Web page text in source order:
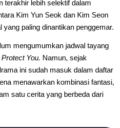
terakhir lebih selektif dalam
Kim Yun Seok dan Kim Seon
paling dinantikan penggemar.
mengumumkan jadwal tayang
You. Namun, sejak
ini sudah masuk dalam daftar
menawarkan kombinasi fantasi,
satu cerita yang berbeda dari